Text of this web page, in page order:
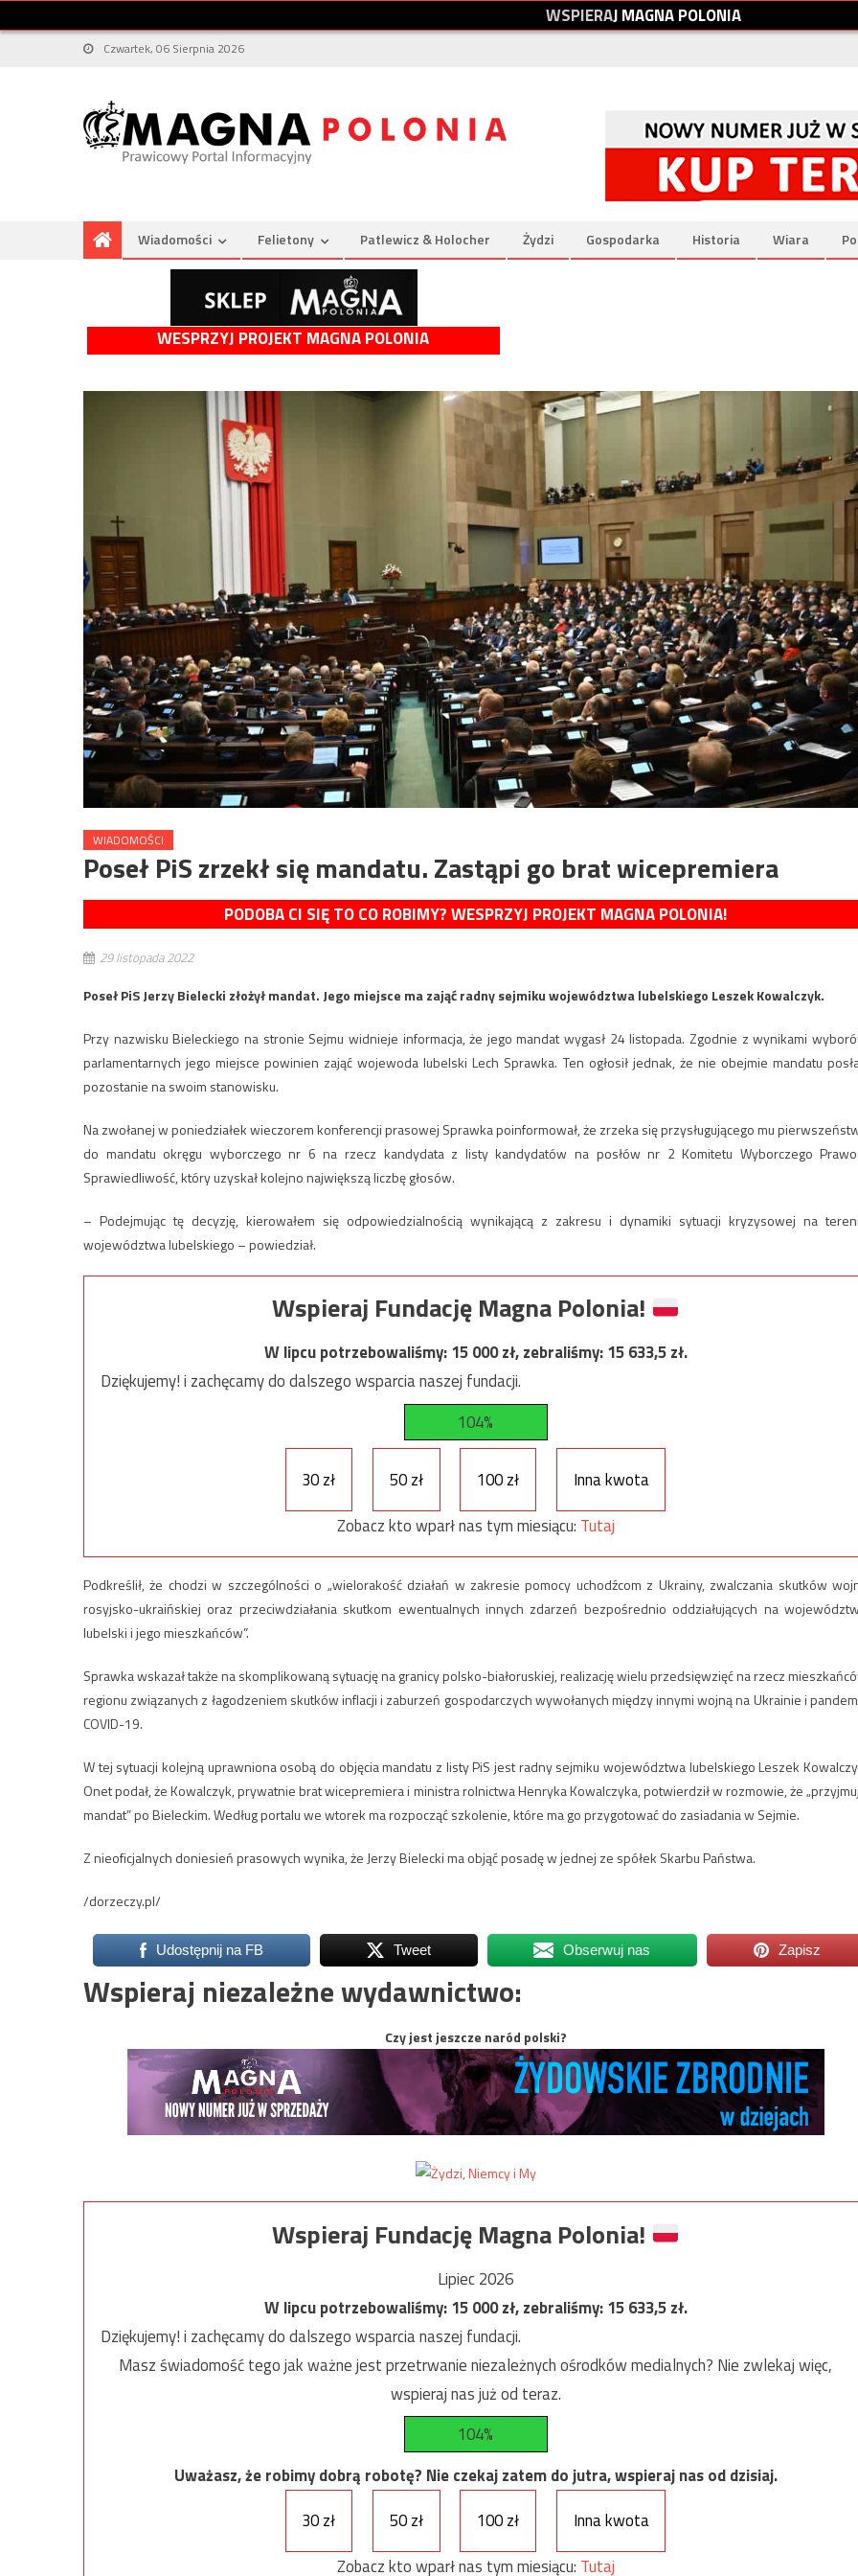
WSPIERAJMAGNAPOLONIA
Czwartek, 06 Sierpnia 2026
Wiadomości Felietony Patlewicz & Holocher Żydzi Gospodarka Historia Wiara
WESPRZYJ PROJEKT MAGNA POLONIA
WIADOMOŚCI
Poseł PiS zrzekł się mandatu. Zastąpi go brat wicepremiera
PODOBA CI SIĘ TO CO ROBIMY? WESPRZYJ PROJEKT MAGNA POLONIA!
29 listopada 2022
Poseł PiS Jerzy Bielecki złożył mandat. Jego miejsce ma zająć radny sejmiku województwa lubelskiego Leszek Kowalczyk.
Przy nazwisku Bieleckiego na stronie Sejmu widnieje informacja, że jego mandat wygasł 24 listopada. Zgodnie z wynikami
parlamentarnych jego miejsce powinien zająć wojewoda lubelski Lech Sprawka. Ten ogłosił jednak, że nie obejmie mandatu
pozostanie na swoim stanowisku.
Na zwołanej w poniedziałek wieczorem konferencji prasowej Sprawka poinformował, że zrzeka się przysługującego mu
do mandatu okręgu wyborczego nr 6 na rzecz kandydata z listy kandydatów na posłów nr 2 Komitetu Wyborczego
Sprawiedliwość, który uzyskał kolejno największą liczbę głosów.
– Podejmując tę decyzję, kierowałem się odpowiedzialnością wynikającą z zakresu i dynamiki sytuacji kryzysowej na
województwa lubelskiego – powiedział.
Wspieraj Fundację Magna Polonia!
W lipcu potrzebowaliśmy:15 000zł, zebraliśmy:15 633,5zł.
Dziękujemy! i zachęcamy do dalszego wsparcia naszej fundacji.
104%
30 zł 50 zł 100 zł
Inna kwota
Zobacz kto wparł nas tym miesiącu: Tutaj
Podkreślił, że chodzi w szczególności o „wielorakość działań w zakresie pomocy uchodźcom z Ukrainy, zwalczania skutków
rosyjsko-ukraińskiej oraz przeciwdziałania skutkom ewentualnych innych zdarzeń bezpośrednio oddziałujących na
lubelski i jego mieszkańców”.
Sprawka wskazał także na skomplikowaną sytuację na granicy polsko-białoruskiej, realizację wielu przedsięwzięć na rzecz
regionu związanych z łagodzeniem skutków inflacji i zaburzeń gospodarczych wywołanych między innymi wojną na Ukrainie i
COVID-19.
W tej sytuacji kolejną uprawniona osobą do objęcia mandatu z listy PiS jest radny sejmiku województwa lubelskiego Leszek
Onet podał, że Kowalczyk, prywatnie brat wicepremiera i ministra rolnictwa Henryka Kowalczyka, potwierdził w rozmowie, że
mandat” po Bieleckim. Według portalu we wtorek ma rozpocząć szkolenie, które ma go przygotować do zasiadania w Sejmie.
Z nieoficjalnych doniesień prasowych wynika, że Jerzy Bielecki ma objąć posadę w jednej ze spółek Skarbu Państwa.
/dorzeczy.pl/
Udostępnij na FB Tweet Obserwuj nas Zapisz
Wspieraj niezależne wydawnictwo:
Czy jest jeszcze naród polski?
Wspieraj Fundację Magna Polonia!
Lipiec 2026
W lipcu potrzebowaliśmy:15 000zł, zebraliśmy:15 633,5zł.
Dziękujemy! i zachęcamy do dalszego wsparcia naszej fundacji.
Masz świadomość tego jak ważne jest przetrwanie niezależnych ośrodków medialnych? Nie zwlekaj więc,
wspieraj nas już od teraz.
104%
Uważasz, że robimy dobrą robotę? Nie czekaj zatem do jutra, wspieraj nas od dzisiaj.
30 zł
50 zł 100 zł
Inna kwota
Zobacz kto wparł nas tym miesiącu: Tutaj